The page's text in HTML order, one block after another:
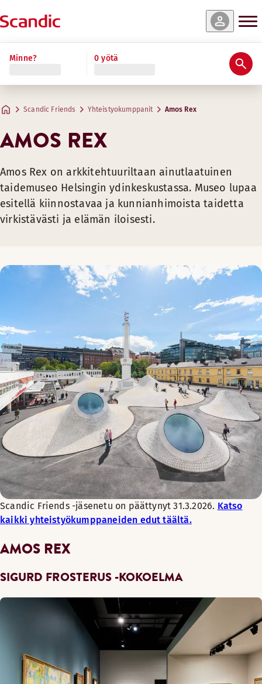
Minne? 0 yötä
Scandic Friends Yhteistyokumppanit Amos Rex
AMOS REX
Amos Rex on arkkitehtuuriltaan ainutlaatuinen
taidemuseo Helsingin ydinkeskustassa. Museo lupaa
esitellä kiinnostavaa ja kunnianhimoista taidetta
virkistävästi ja elämän iloisesti.
Scandic Friends -jäsenetu on päättynyt 31.3.2026. Katso
kaikki yhteistyökumppaneiden edut täältä.
AMOS REX
SIGURD FROSTERUS -KOKOELMA